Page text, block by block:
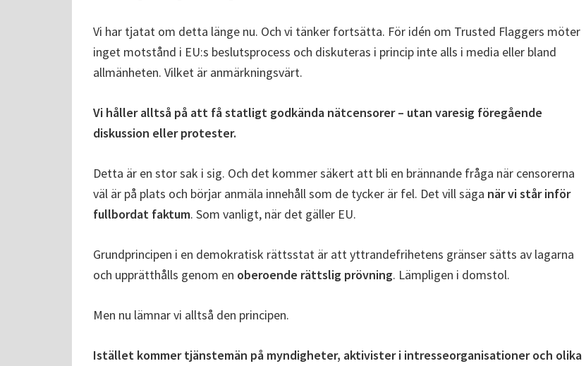
Vi har tjatat om detta länge nu. Och vi tänker fortsätta. För idén om Trusted Flaggers möter
inget motstånd i EU:s beslutsprocess och diskuteras i princip inte alls i media eller bland
allmänheten. Vilket är anmärkningsvärt.
Vi håller alltså på att få statligt godkända nätcensorer – utan varesig föregående
diskussion eller protester.
Detta är en stor sak i sig. Och det kommer säkert att bli en brännande fråga när censorerna
väl är på plats och börjar anmäla innehåll som de tycker är fel. Det vill säga när vi står inför
fullbordat faktum. Som vanligt, när det gäller EU.
Grundprincipen i en demokratisk rättsstat är att yttrandefrihetens gränser sätts av lagarna
och upprätthålls genom en oberoende rättslig prövning. Lämpligen i domstol.
Men nu lämnar vi alltså den principen.
Istället kommer tjänstemän på myndigheter, aktivister i intresseorganisationer och olika